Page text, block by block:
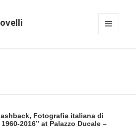
Fotografia italiana di
2016” at Palazzo Ducale –